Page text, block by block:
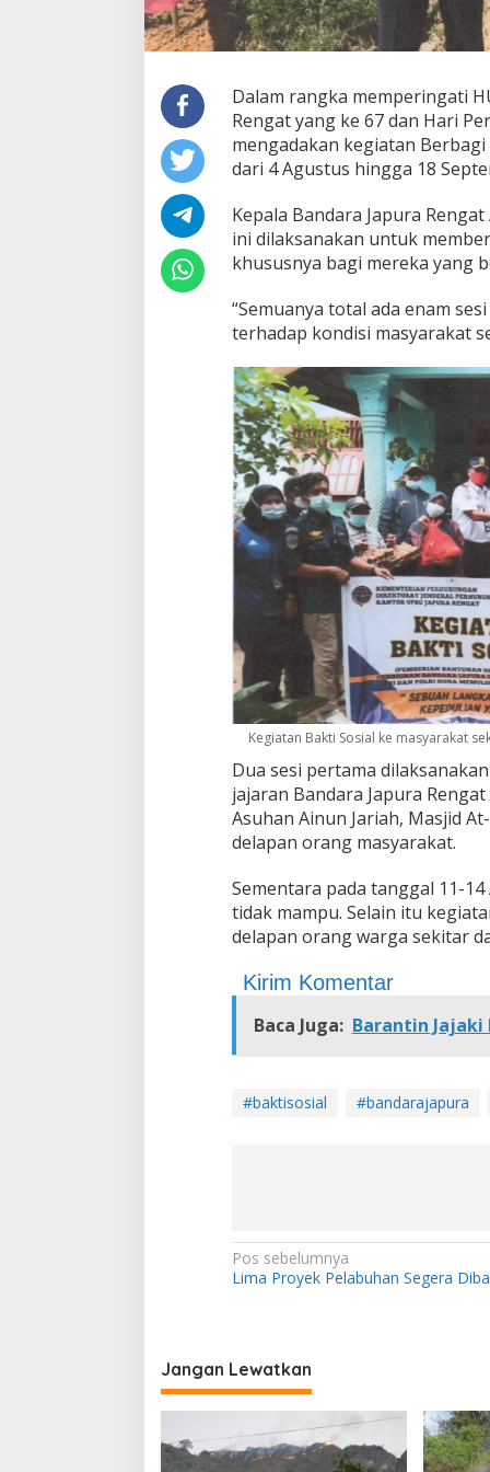
t
a
a
k
t
S
s
i
a
Dalam rangka memperingati
Rengat yang ke 67 dan Hari
mengadakan kegiatan Berbagi
dari 4 Agustus hingga 18
Kepala Bandara Japura
ini dilaksanakan untuk
khususnya bagi mereka yang
“Semuanya total ada enam
terhadap kondisi masyarakat
Kegiatan Bakti Sosial ke masyarakat
Dua sesi pertama
jajaran Bandara Japura
Asuhan Ainun Jariah, Masjid
delapan orang masyarakat.
Sementara pada tanggal 11-
tidak mampu. Selain itu
delapan orang warga sekitar
Kirim Komentar
Baca Juga: Barantin Jajaki
#baktisosial #bandarajapura
N
a
i
g
a
s
Pos sebelumnya
Lima Proyek Pelabuhan Segera
Jangan Lewatkan